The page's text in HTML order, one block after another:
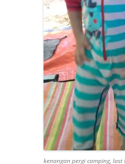
kenangan pergi camping, last